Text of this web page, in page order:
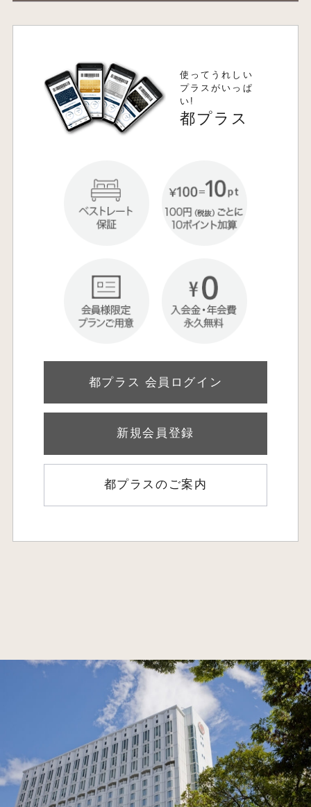
使ってうれしい
プラスがいっぱ
い!
都プラス
都プラス 会員ログイン
新規会員登録
都プラスのご案内